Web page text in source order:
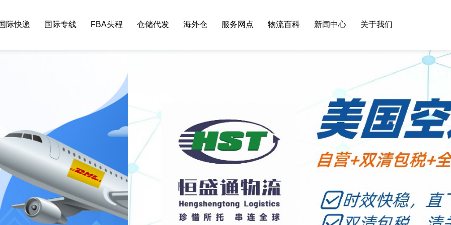
际快递 国际专线 FBA头程 仓储代发 海外仓 服务网点 物流百科 新闻中心 关于我们